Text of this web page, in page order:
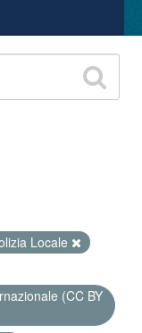
Locale
(CC BY